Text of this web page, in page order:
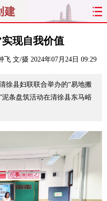
建
太原
文明 出行
综合 专题
网罗民生
热评 社区
现自我价值
飞 文/摄 2024年07月24日 09:29
徐县妇联联合举办的“易地搬
条盘筑活动在清徐县东马峪